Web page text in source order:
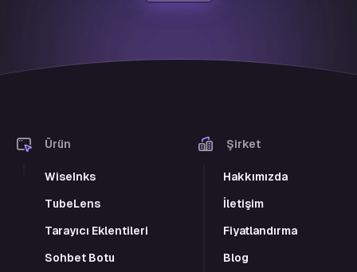
Ürün
WiseInks
TubeLens
Tarayıcı Eklentileri
Sohbet Botu
Şirket
Hakkımızda
İletişim
Fiyatlandırma
Blog